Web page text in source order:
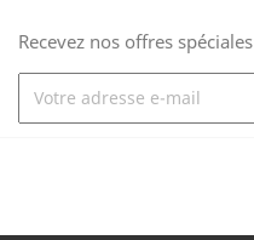
Recevez nos offres spéciales